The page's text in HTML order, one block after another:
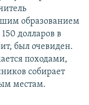
образованием
долларов в
был очевиден.
походами,
собирает
местам.